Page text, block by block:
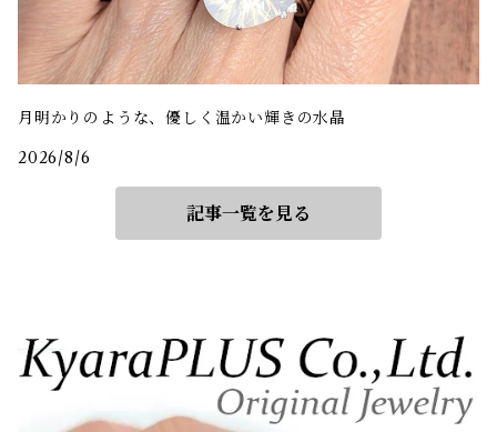
月明かりのような、優しく温かい輝きの水晶
2026/8/6
記事一覧を見る